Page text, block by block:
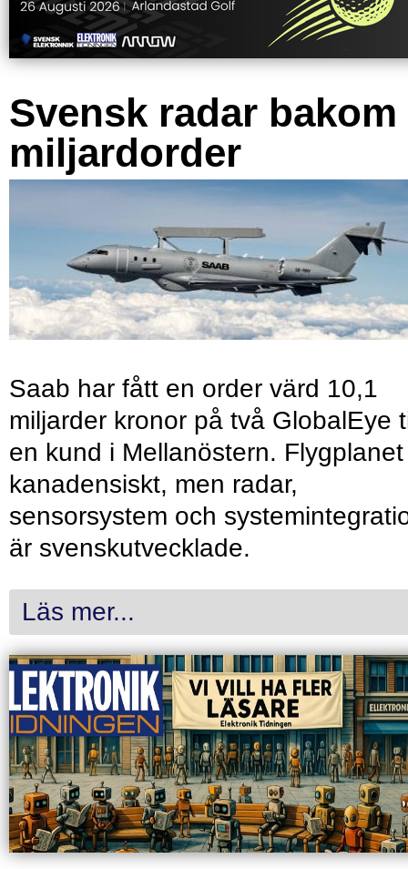
Svensk radar bakom
miljardorder
Saab har fått en order värd 10,1
miljarder kronor på två GlobalEye
en kund i Mellanöstern.
kanadensiskt, men radar,
sensorsystem och
är svenskutvecklade.
Läs mer...